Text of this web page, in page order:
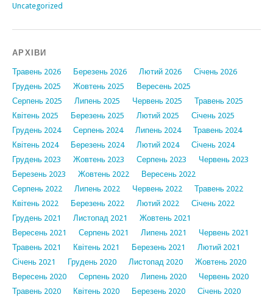
Uncategorized
АРХІВИ
Травень 2026 Березень 2026 Лютий 2026
Січень 2026
Грудень 2025
Жовтень 2025
Вересень 2025
Серпень 2025
Липень 2025 Червень 2025
Травень 2025
Квітень 2025
Березень 2025 Лютий 2025
Січень 2025
Грудень 2024
Серпень 2024 Липень 2024
Травень 2024
Квітень 2024
Березень 2024 Лютий 2024
Січень 2024
Грудень 2023
Жовтень 2023 Серпень 2023
Червень 2023
Березень 2023
Жовтень 2022
Вересень 2022
Серпень 2022
Липень 2022 Червень 2022
Травень 2022
Квітень 2022
Березень 2022 Лютий 2022
Січень 2022
Грудень 2021
Листопад 2021
Жовтень 2021
Вересень 2021
Серпень 2021 Липень 2021
Червень 2021
Травень 2021
Квітень 2021 Березень 2021
Лютий 2021
Січень 2021
Грудень 2020 Листопад 2020
Жовтень 2020
Вересень 2020
Серпень 2020 Липень 2020
Червень 2020
Травень 2020
Квітень 2020 Березень 2020
Січень 2020